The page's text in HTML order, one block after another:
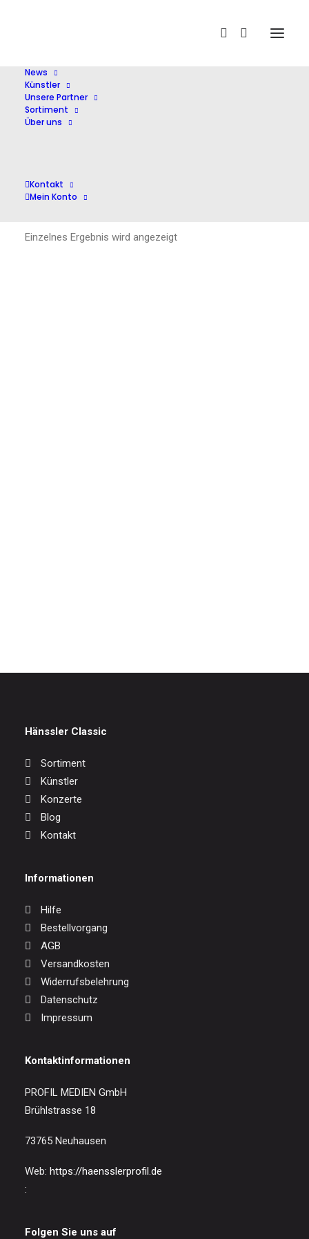
News
Künstler
Unsere Partner
Sortiment
Über uns
Kontakt
Mein Konto
Maria Ivanova
Einzelnes Ergebnis wird angezeigt
Hänssler Classic
Sortiment
Künstler
Konzerte
Blog
Kontakt
Informationen
Hilfe
Bestellvorgang
AGB
Versandkosten
Widerrufsbelehrung
Datenschutz
Impressum
Kontaktinformationen
PROFIL MEDIEN GmbH
Brühlstrasse 18
73765 Neuhausen
Web: https://haensslerprofil.de
:
Folgen Sie uns auf